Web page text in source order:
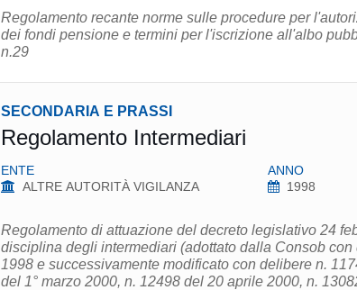
Regolamento recante norme sulle procedure per
dei fondi pensione e termini per l'iscrizione all'albo
n.29
SECONDARIA E PRASSI
Regolamento Intermediari
ENTE
ALTRE AUTORITÀ VIGILANZA
ANNO
1998
Regolamento di attuazione del decreto legislativo 24
disciplina degli intermediari (adottato dalla Consob
1998 e successivamente modificato con delibere n.
del 1° marzo 2000, n. 12498 del 20 aprile 2000, n.